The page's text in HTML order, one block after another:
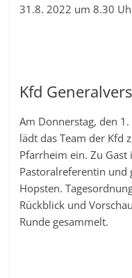
31.8. 2022 um 8.30
Kfd
Am Donnerstag, den
lädt das Team der Kfd
Pfarrheim ein. Zu Gast
Pastoralreferentin und
Hopsten.
Rückblick und
Runde gesammelt.